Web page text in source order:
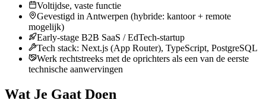
Voltijdse, vaste functie
Gevestigd in Antwerpen (hybride: kantoor + remote
mogelijk)
Early-stage B2B SaaS / EdTech-startup
Tech stack: Next.js (App Router), TypeScript, PostgreSQL
Werk rechtstreeks met de oprichters als een van de eerste
technische aanwervingen
Wat Je Gaat Doen